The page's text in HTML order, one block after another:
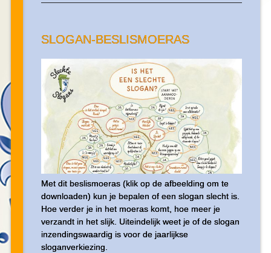
SLOGAN-BESLISMOERAS
Met dit beslismoeras (klik op de afbeelding om te
downloaden) kun je bepalen of een slogan slecht is.
Hoe verder je in het moeras komt, hoe meer je
verzandt in het slijk. Uiteindelijk weet je of de slogan
inzendingswaardig is voor de jaarlijkse
sloganverkiezing.